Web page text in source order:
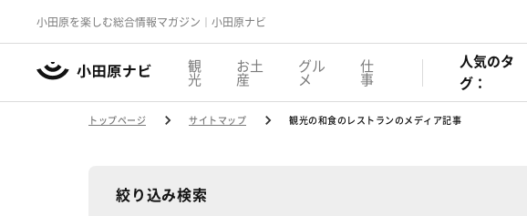
小田原を楽しむ総合情報マガジン｜小田原ナビ
観
光
お土
産
グル
メ
仕
事
人気のタ
グ：
トップページ サイトマップ 観光の和食のレストランのメディア記事
絞り込み検索